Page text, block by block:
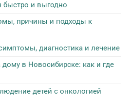
быстро и выгодно
причины и подходы к
диагностика и лечение
в Новосибирске: как и где
детей с онкологией